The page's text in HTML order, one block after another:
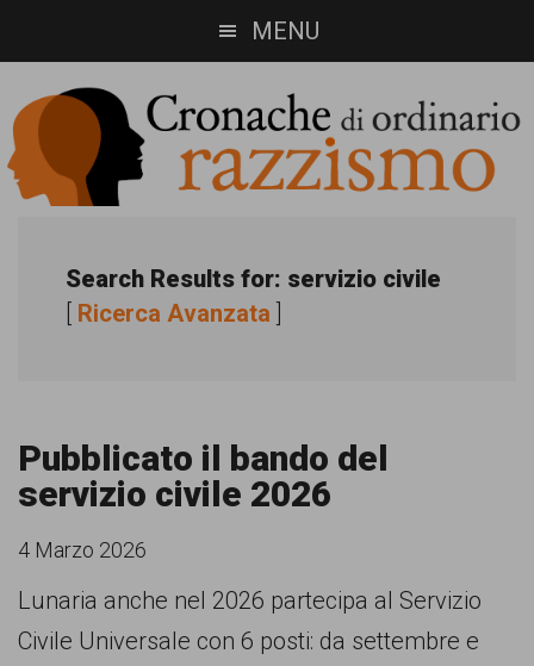
to
main
content
to
footer
MENU
ordinario
approfondimento
comunicazione
specificamente
dedicato
Search Results for: servizio civile
Ricerca Avanzata
Pubblicato il bando del
servizio civile 2026
4 Marzo 2026
Lunaria anche nel 2026 partecipa al Servizio
Civile Universale con 6 posti: da settembre e